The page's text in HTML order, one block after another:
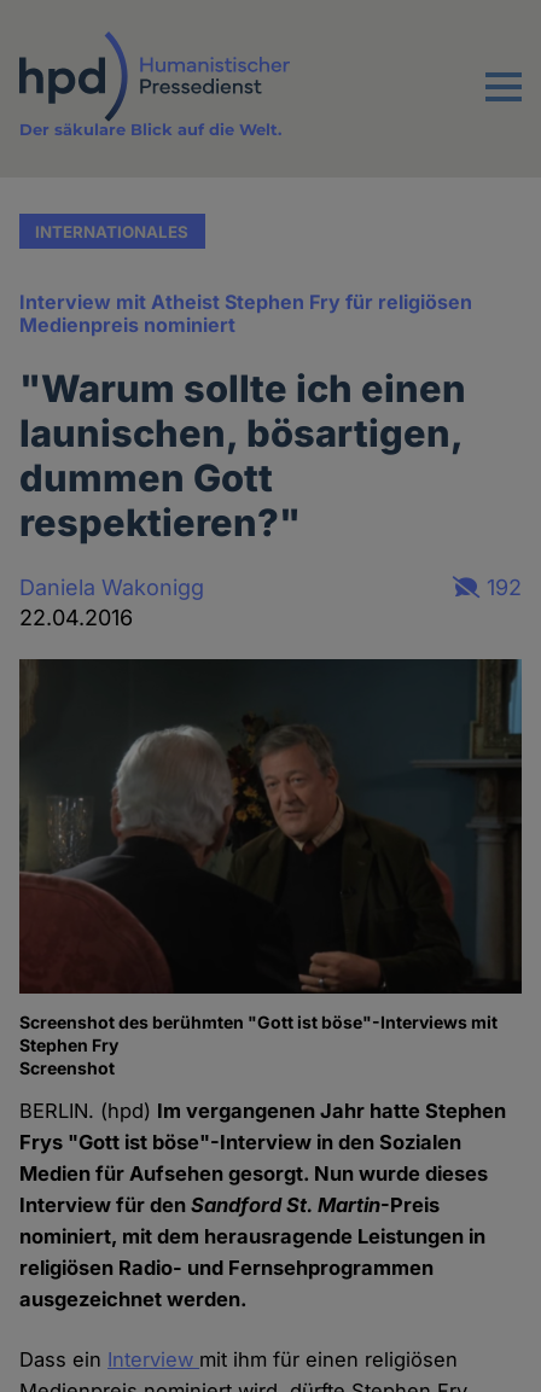
Inhalt
Menu
Der säkulare Blick auf die Welt.
INTERNATIONALES
Interview mit Atheist Stephen Fry für religiösen
Medienpreis nominiert
"Warum sollte ich einen
launischen, bösartigen,
dummen Gott
respektieren?"
Daniela Wakonigg
22.04.2016
192
Screenshot des berühmten "Gott ist böse"-Interviews mit
Stephen Fry
Screenshot
BERLIN. (hpd) Im vergangenen Jahr hatte Stephen
Frys "Gott ist böse"-Interview in den Sozialen
Medien für Aufsehen gesorgt. Nun wurde dieses
Interview für denSandford St. Martin-Preis
nominiert, mit dem herausragende Leistungen in
religiösen Radio- und Fernsehprogrammen
ausgezeichnet werden.
Dass ein Interview mit ihm für einen religiösen